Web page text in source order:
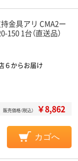
金具アリ CMA2ー
150 1台（直送品）
６からお届け
販売価格（税込） ￥8,862
カゴへ